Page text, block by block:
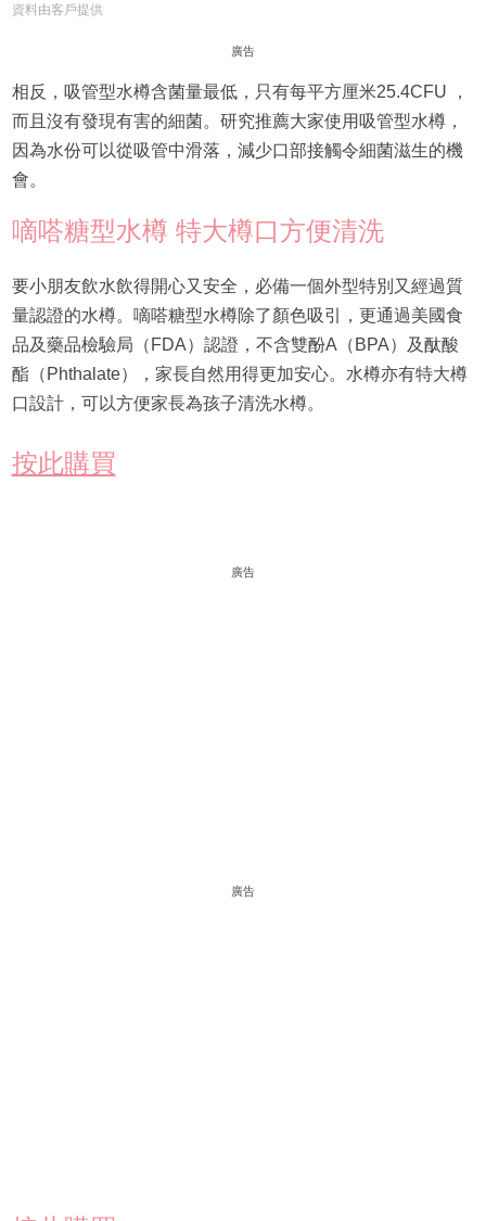
資料由客戶提供
廣告
相反，吸管型水樽含菌量最低，只有每平方厘米25.4CFU ，
而且沒有發現有害的細菌。研究推薦大家使用吸管型水樽，
因為水份可以從吸管中滑落，減少口部接觸令細菌滋生的機
會。
嘀嗒糖型水樽 特大樽口方便清洗
要小朋友飲水飲得開心又安全，必備一個外型特別又經過質
量認證的水樽。嘀嗒糖型水樽除了顏色吸引，更通過美國食
品及藥品檢驗局（FDA）認證，不含雙酚A（BPA）及酞酸
酯（Phthalate），家長自然用得更加安心。水樽亦有特大樽
口設計，可以方便家長為孩子清洗水樽。
按此購買
廣告
廣告